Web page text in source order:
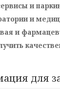
и
и
и
для